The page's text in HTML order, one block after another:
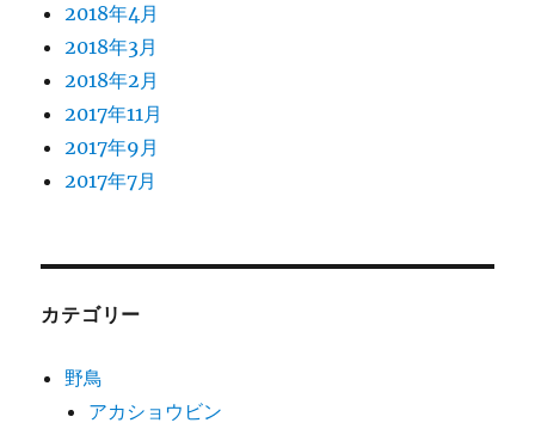
2018年4月
2018年3月
2018年2月
2017年11月
2017年9月
2017年7月
カテゴリー
野鳥
アカショウビン